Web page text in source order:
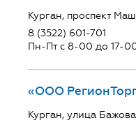
Курган, проспект
8 (3522) 601-701
Пн-Пт с 8-00 до 17-
«ООО
Курган, улица